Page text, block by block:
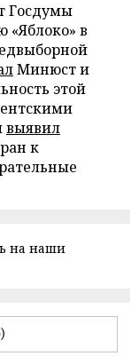
Госдумы
«Яблоко» в
Минюст и
этой
выявил
к
на наши